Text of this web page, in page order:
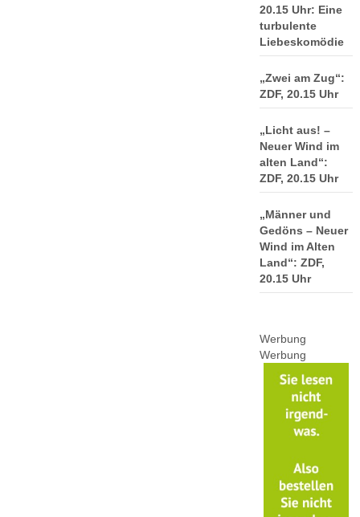
20.15 Uhr: Eine
turbulente
Liebeskomödie
„Zwei am Zug“:
ZDF, 20.15 Uhr
„Licht aus! –
Neuer Wind im
alten Land“:
ZDF, 20.15 Uhr
„Männer und
Gedöns – Neuer
Wind im Alten
Land“: ZDF,
20.15 Uhr
Werbung
Werbung